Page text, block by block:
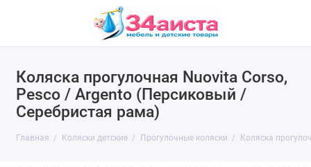
Коляска прогулочная Nuovita Corso,
Pesco / Argento (Персиковый /
Серебристая рама)
Главная Коляски детские Прогулочные коляски Коляска